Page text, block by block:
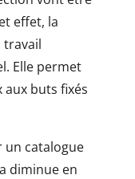
effet, la
travail
Elle permet
buts fixés
un catalogue
diminue en